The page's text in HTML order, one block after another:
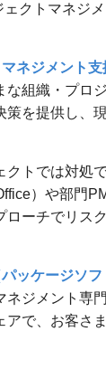
ェクトマネジ
ネジメント支
な組織・プロ
策を提供し、
クトでは対処
）や部門
ローチでリス
ッケージソフ
ネジメント専
アで、お客さ